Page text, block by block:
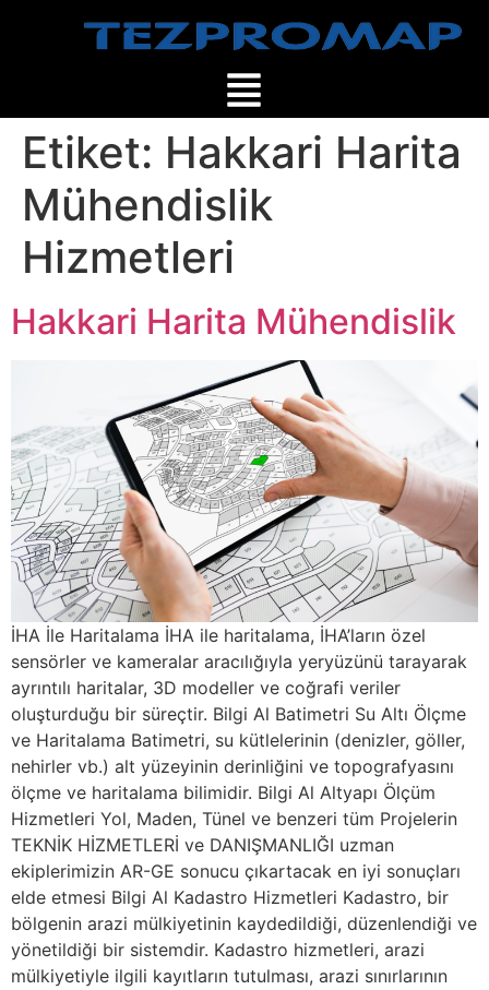
Etiket: Hakkari Harita
Mühendislik
Hizmetleri
Hakkari Harita Mühendislik
İHA İle Haritalama İHA ile haritalama, İHA’ların özel
sensörler ve kameralar aracılığıyla yeryüzünü tarayarak
ayrıntılı haritalar, 3D modeller ve coğrafi veriler
oluşturduğu bir süreçtir. Bilgi Al Batimetri Su Altı Ölçme
ve Haritalama Batimetri, su kütlelerinin (denizler, göller,
nehirler vb.) alt yüzeyinin derinliğini ve topografyasını
ölçme ve haritalama bilimidir. Bilgi Al Altyapı Ölçüm
Hizmetleri Yol, Maden, Tünel ve benzeri tüm Projelerin
TEKNİK HİZMETLERİ ve DANIŞMANLIĞI uzman
ekiplerimizin AR-GE sonucu çıkartacak en iyi sonuçları
elde etmesi Bilgi Al Kadastro Hizmetleri Kadastro, bir
bölgenin arazi mülkiyetinin kaydedildiği, düzenlendiği ve
yönetildiği bir sistemdir. Kadastro hizmetleri, arazi
mülkiyetiyle ilgili kayıtların tutulması, arazi sınırlarının